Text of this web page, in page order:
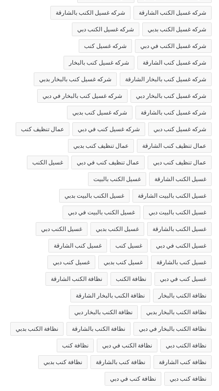
شركه غسيل الكنب الشارقة شركه غسيل الكنب بالشارقة
شركه غسيل الكنب بدبي شركه غسيل الكنب دبي
شركه غسيل الكنب في دبي شركه غسيل كنب
شركه غسيل كنب الشارقة شركه غسيل كنب بالبخار
شركه غسيل كنب بالبخار الشارقة شركه غسيل كنب بالبخار بدبي
شركه غسيل كنب بالبخار دبي شركه غسيل كنب بالبخار في دبي
شركه غسيل كنب بالشارقة شركه غسيل كنب بدبي
شركه غسيل كنب دبي شركه غسيل كنب في دبي عمال تنظيف كنب
عمال تنظيف كنب الشارقة عمال تنظيف كنب بدبي
عمال تنظيف كنب دبي عمال تنظيف كنب في دبي غسيل الكنب
غسيل الكنب الشارقة غسيل الكنب بالبيت
غسيل الكنب بالبيت الشارقة غسيل الكنب بالبيت بدبي
غسيل الكنب بالبيت دبي غسيل الكنب بالبيت في دبي
غسيل الكنب بالشارقة غسيل الكنب بدبي غسيل الكنب دبي
غسيل الكنب في دبي غسيل كنب غسيل كنب الشارقة
غسيل كنب بالشارقة غسيل كنب بدبي غسيل كنب دبي
غسيل كنب في دبي نظافة الكنب نظافة الكنب الشارقة
نظافة الكنب بالبخار نظافة الكنب بالبخار الشارقة
نظافة الكنب بالبخار بدبي نظافة الكنب بالبخار دبي
نظافة الكنب بالبخار في دبي نظافة الكنب بالشارقة نظافة الكنب بدبي
نظافة الكنب دبي نظافة الكنب في دبي نظافة كنب
نظافة كنب الشارقة نظافة كنب بالشارقة نظافة كنب بدبي
نظافة كنب دبي نظافة كنب في دبي